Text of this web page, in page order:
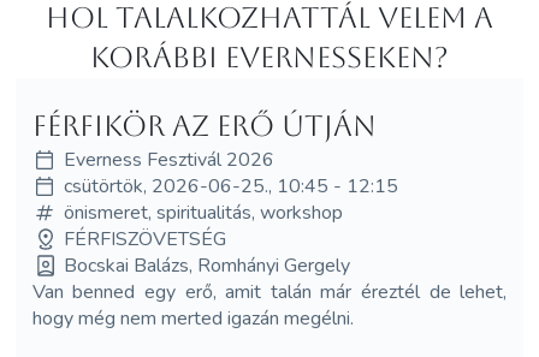
Hol Talalkozhattál velem a
korábbi Evernesseken?
Férfikör Az Erő Útján
Everness Fesztivál 2026
csütörtök, 2026-06-25., 10:45 - 12:15
önismeret, spiritualitás, workshop
FÉRFISZÖVETSÉG
Bocskai Balázs, Romhányi Gergely
Van benned egy erő, amit talán már éreztél de lehet,
hogy még nem merted igazán megélni.